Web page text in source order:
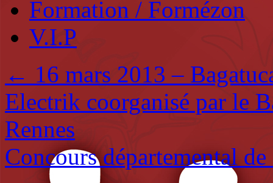
Formation / Formézon
V.I.P
← 16 mars 2013 –
Electrik coorganisé par le
Rennes
Concours départemental